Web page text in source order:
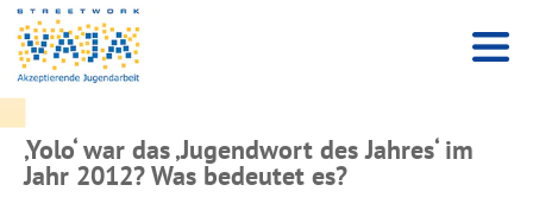
‚Yolo‘ war das ‚Jugendwort des Jahres‘ im
Jahr 2012? Was bedeutet es?